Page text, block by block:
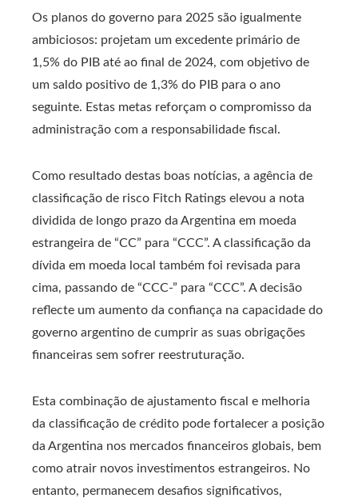
Os planos do governo para 2025 são igualmente
ambiciosos: projetam um excedente primário de
1,5% do PIB até ao final de 2024, com objetivo de
um saldo positivo de 1,3% do PIB para o ano
seguinte. Estas metas reforçam o compromisso da
administração com a responsabilidade fiscal.
Como resultado destas boas notícias, a agência de
classificação de risco Fitch Ratings elevou a nota
dividida de longo prazo da Argentina em moeda
estrangeira de “CC” para “CCC”. A classificação da
dívida em moeda local também foi revisada para
cima, passando de “CCC-” para “CCC”. A decisão
reflecte um aumento da confiança na capacidade do
governo argentino de cumprir as suas obrigações
financeiras sem sofrer reestruturação.
Esta combinação de ajustamento fiscal e melhoria
da classificação de crédito pode fortalecer a posição
da Argentina nos mercados financeiros globais, bem
como atrair novos investimentos estrangeiros. No
entanto, permanecem desafios significativos,